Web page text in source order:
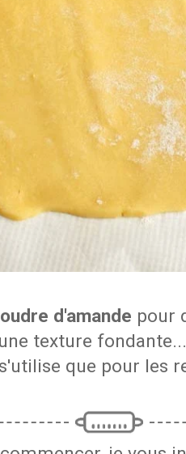
d'amande pour
texture
que pour les